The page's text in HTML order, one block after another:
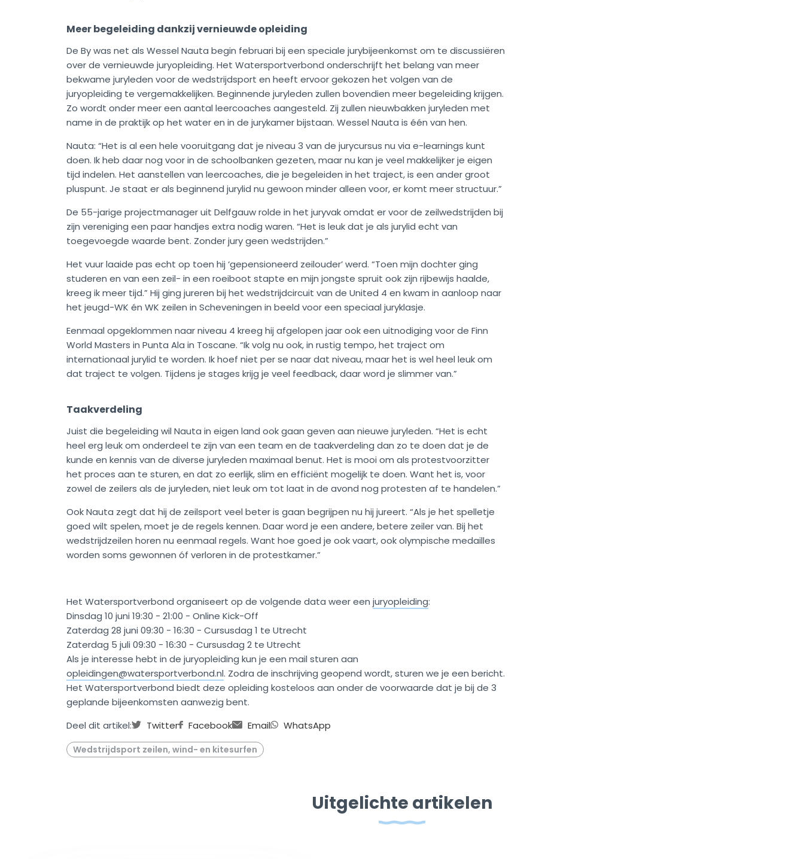
Meer begeleiding dankzij vernieuwde opleiding
De By was net als Wessel Nauta begin februari bij een speciale jurybijeenkomst om te discussiëren
over de vernieuwde juryopleiding. Het Watersportverbond onderschrijft het belang van meer
bekwame juryleden voor de wedstrijdsport en heeft ervoor gekozen het volgen van de
juryopleiding te vergemakkelijken. Beginnende juryleden zullen bovendien meer begeleiding krijgen.
Zo wordt onder meer een aantal leercoaches aangesteld. Zij zullen nieuwbakken juryleden met
name in de praktijk op het water en in de jurykamer bijstaan. Wessel Nauta is één van hen.
Nauta: “Het is al een hele vooruitgang dat je niveau 3 van de jurycursus nu via e-learnings kunt
doen. Ik heb daar nog voor in de schoolbanken gezeten, maar nu kan je veel makkelijker je eigen
tijd indelen. Het aanstellen van leercoaches, die je begeleiden in het traject, is een ander groot
pluspunt. Je staat er als beginnend jurylid nu gewoon minder alleen voor, er komt meer structuur.”
De 55-jarige projectmanager uit Delfgauw rolde in het juryvak omdat er voor de zeilwedstrijden bij
zijn vereniging een paar handjes extra nodig waren. “Het is leuk dat je als jurylid echt van
toegevoegde waarde bent. Zonder jury geen wedstrijden.”
Het vuur laaide pas echt op toen hij ‘gepensioneerd zeilouder’ werd. “Toen mijn dochter ging
studeren en van een zeil- in een roeiboot stapte en mijn jongste spruit ook zijn rijbewijs haalde,
kreeg ik meer tijd.” Hij ging jureren bij het wedstrijdcircuit van de United 4 en kwam in aanloop naar
het jeugd-WK én WK zeilen in Scheveningen in beeld voor een speciaal juryklasje.
Eenmaal opgeklommen naar niveau 4 kreeg hij afgelopen jaar ook een uitnodiging voor de Finn
World Masters in Punta Ala in Toscane. “Ik volg nu ook, in rustig tempo, het traject om
internationaal jurylid te worden. Ik hoef niet per se naar dat niveau, maar het is wel heel leuk om
dat traject te volgen. Tijdens je stages krijg je veel feedback, daar word je slimmer van.”
Taakverdeling
Juist die begeleiding wil Nauta in eigen land ook gaan geven aan nieuwe juryleden. “Het is echt
heel erg leuk om onderdeel te zijn van een team en de taakverdeling dan zo te doen dat je de
kunde en kennis van de diverse juryleden maximaal benut. Het is mooi om als protestvoorzitter
het proces aan te sturen, en dat zo eerlijk, slim en efficiënt mogelijk te doen. Want het is, voor
zowel de zeilers als de juryleden, niet leuk om tot laat in de avond nog protesten af te handelen.”
Ook Nauta zegt dat hij de zeilsport veel beter is gaan begrijpen nu hij jureert. “Als je het spelletje
goed wilt spelen, moet je de regels kennen. Daar word je een andere, betere zeiler van. Bij het
wedstrijdzeilen horen nu eenmaal regels. Want hoe goed je ook vaart, ook olympische medailles
worden soms gewonnen óf verloren in de protestkamer.”
Het Watersportverbond organiseert op de volgende data weer een juryopleiding:
Dinsdag 10 juni 19:30 - 21:00 - Online Kick-Off
Zaterdag 28 juni 09:30 - 16:30 - Cursusdag 1 te Utrecht
Zaterdag 5 juli 09:30 - 16:30 - Cursusdag 2 te Utrecht
Als je interesse hebt in de juryopleiding kun je een mail sturen aan
opleidingen@watersportverbond.nl. Zodra de inschrijving geopend wordt, sturen we je een bericht.
Het Watersportverbond biedt deze opleiding kosteloos aan onder de voorwaarde dat je bij de 3
geplande bijeenkomsten aanwezig bent.
Deel dit artikel:
Twitter Facebook Email WhatsApp
Wedstrijdsport zeilen, wind- en kitesurfen
Uitgelichte artikelen